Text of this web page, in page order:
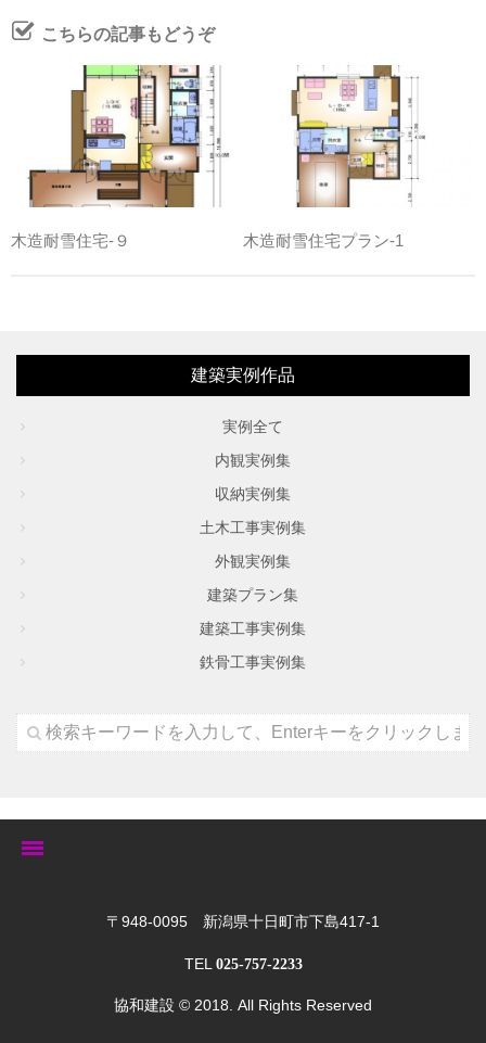
こちらの記事もどうぞ
木造耐雪住宅-９ 木造耐雪住宅プラン-1
建築実例作品
実例全て
内観実例集
収納実例集
土木工事実例集
外観実例集
建築プラン集
建築工事実例集
鉄骨工事実例集
〒948-0095 新潟県十日町市下島417-1
TEL 025-757-2233
協和建設 © 2018. All Rights Reserved